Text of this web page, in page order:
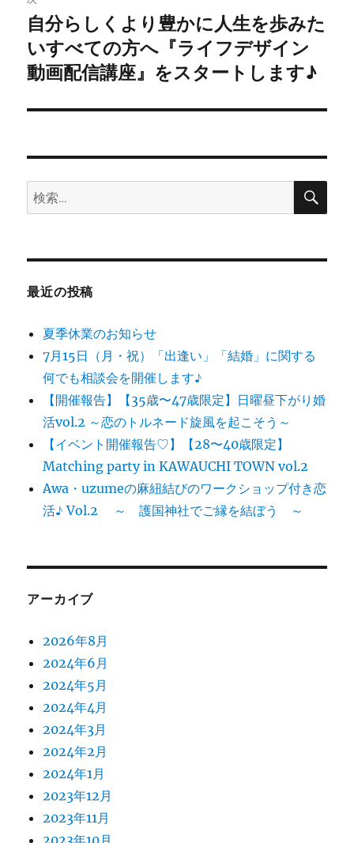
ー
シ
ョ
ン
次
の
投
自分らしくより豊かに人生を歩みた
いすべての方へ『ライフデザイン
動画配信講座』をスタートします♪
検
索:
検
最近の投稿
夏季休業のお知らせ
7月15日（月・祝）「出逢い」「結婚」に関する
何でも相談会を開催します♪
【開催報告】【35歳〜47歳限定】日曜昼下がり婚
活vol.2 ～恋のトルネード旋風を起こそう～
【イベント開催報告♡】【28〜40歳限定】
Matching party in KAWAUCHI TOWN vol.2
Awa・uzumeの麻紐結びのワークショップ付き恋
活♪ Vol.2 ～ 護国神社でご縁を結ぼう ～
アーカイブ
2026年8月
2024年6月
2024年5月
2024年4月
2024年3月
2024年2月
2024年1月
2023年12月
2023年11月